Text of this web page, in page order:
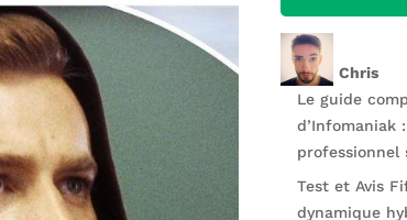
Chris
Le guide
d’Infomaniak
professionnel
Test et Avis
dynamique